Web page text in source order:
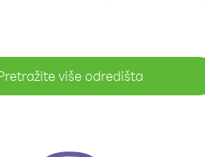
više odredišta